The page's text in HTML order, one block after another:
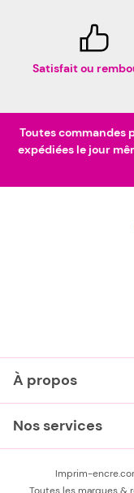
Satisfait ou
Toutes commandes
expédiées le jour
À propos
Nos services
Imprim-
Toutes les marques &